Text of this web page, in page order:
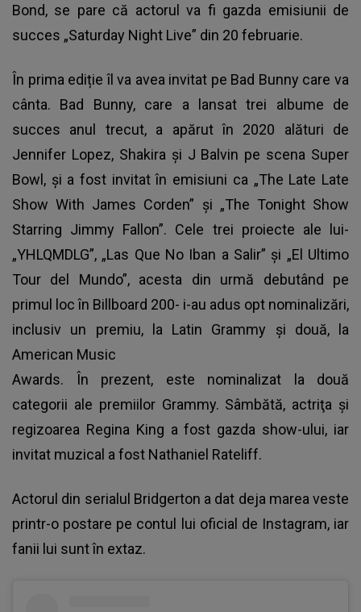
Bond, se pare că actorul va fi gazda emisiunii de
succes „Saturday Night Live” din 20 februarie.
În prima ediție îl va avea invitat pe Bad Bunny care va
cânta. Bad Bunny, care a lansat trei albume de
succes anul trecut, a apărut în 2020 alături de
Jennifer Lopez, Shakira şi J Balvin pe scena Super
Bowl, şi a fost invitat în emisiuni ca „The Late Late
Show With James Corden” şi „The Tonight Show
Starring Jimmy Fallon”. Cele trei proiecte ale lui-
„YHLQMDLG”, „Las Que No Iban a Salir” şi „El Ultimo
Tour del Mundo”, acesta din urmă debutând pe
primul loc în Billboard 200- i-au adus opt nominalizări,
inclusiv un premiu, la Latin Grammy şi două, la
American Music
Awards. În prezent, este nominalizat la două
categorii ale premiilor Grammy. Sâmbătă, actriţa şi
regizoarea Regina King a fost gazda show-ului, iar
invitat muzical a fost Nathaniel Rateliff.
Actorul din serialul Bridgerton a dat deja marea veste
printr-o postare pe contul lui oficial de Instagram, iar
fanii lui sunt în extaz.